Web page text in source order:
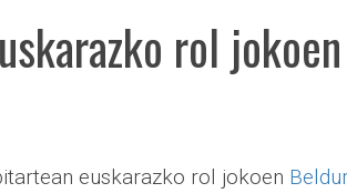
rol
euskarazko rol jokoen